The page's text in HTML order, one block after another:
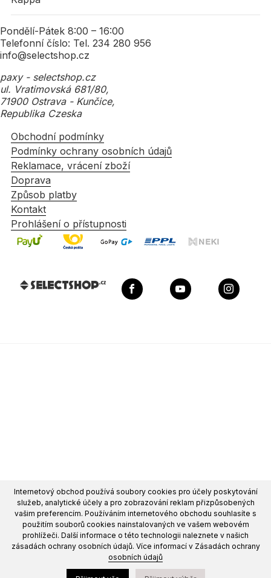
Internetový obchod používá soubory cookies pro účely poskytování
služeb, analytické účely a pro zobrazování reklam přizpůsobených
vašim preferencím. Používáním internetového obchodu souhlasíte s
použitím souborů cookies nainstalovaných ve vašem webovém
prohlížeči. Další informace o této technologii naleznete v našich
zásadách ochrany osobních údajů. Více informací v Zásadách ochrany
osobních údajů
Pondělí-Pátek 8:00 – 16:00
Telefonní číslo: Tel. 234 280 956
info@selectshop.cz
paxy - selectshop.cz
ul. Vratimovská 681/80,
71900 Ostrava - Kunčice,
Republika Czeska
Obchodní podmínky
Podmínky ochrany osobních údajů
Reklamace, vrácení zboží
Doprava
Způsob platby
Kontakt
Prohlášení o přístupnosti